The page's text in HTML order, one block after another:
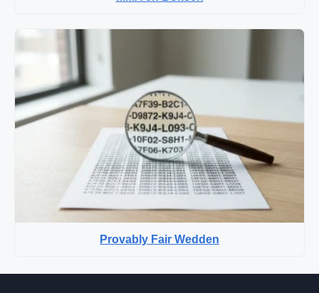
Provably Fair Wedden